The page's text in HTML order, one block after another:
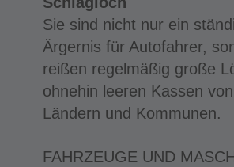
Sie sind nicht nur ein
Ärgernis für Autofahrer,
reißen regelmäßig große
ohnehin leeren Kassen
Ländern und Kommunen.
FAHRZEUGE UND